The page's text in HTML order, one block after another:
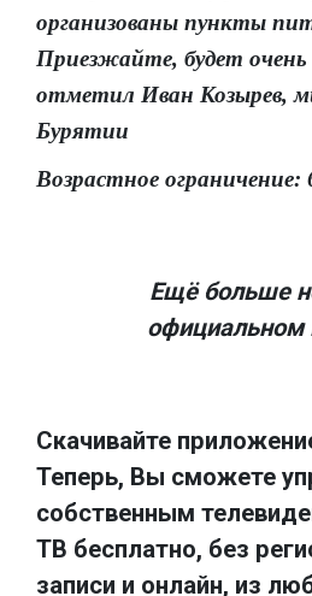
организованы пункты
Приезжайте, будет
отметил Иван Козырев,
Бурятии
Возрастное ограничение:
Ещё больше
официальном
Скачивайте
Теперь, Вы сможете
собственным
ТВ бесплатно, без
записи и онлайн, из